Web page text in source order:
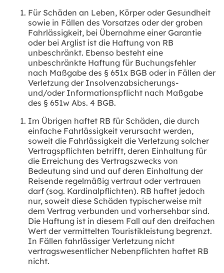
Für Schäden an Leben, Körper oder Gesundheit
sowie in Fällen des Vorsatzes oder der groben
Fahrlässigkeit, bei Übernahme einer Garantie
oder bei Arglist ist die Haftung von RB
unbeschränkt. Ebenso besteht eine
unbeschränkte Haftung für Buchungsfehler
nach Maßgabe des § 651x BGB oder in Fällen der
Verletzung der Insolvenzabsicherungs-
und/oder Informationspflicht nach Maßgabe
des § 651w Abs. 4 BGB.
Im Übrigen haftet RB für Schäden, die durch
einfache Fahrlässigkeit verursacht werden,
soweit die Fahrlässigkeit die Verletzung solcher
Vertragspflichten betrifft, deren Einhaltung für
die Erreichung des Vertragszwecks von
Bedeutung sind und auf deren Einhaltung der
Reisende regelmäßig vertraut oder vertrauen
darf (sog. Kardinalpflichten). RB haftet jedoch
nur, soweit diese Schäden typischerweise mit
dem Vertrag verbunden und vorhersehbar sind.
Die Haftung ist in diesem Fall auf den dreifachen
Wert der vermittelten Touristikleistung begrenzt.
In Fällen fahrlässiger Verletzung nicht
vertragswesentlicher Nebenpflichten haftet RB
nicht.